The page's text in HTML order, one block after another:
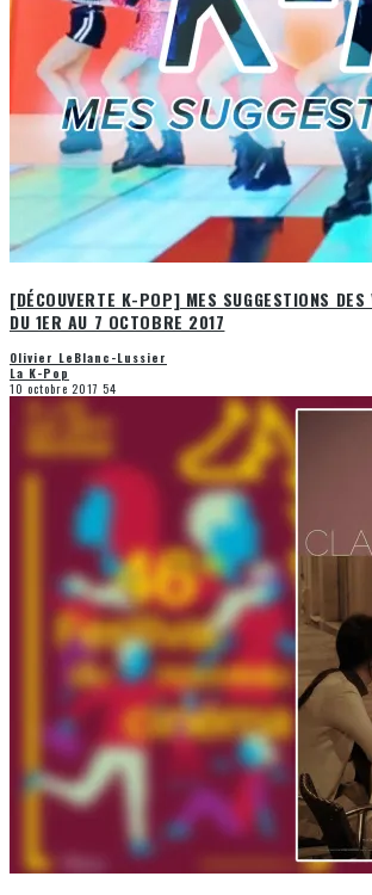
[DÉCOUVERTE K-POP] MES SUGGESTIONS
DU 1ER AU 7 OCTOBRE 2017
Olivier LeBlanc-Lussier
La K-Pop
10 octobre 2017 54